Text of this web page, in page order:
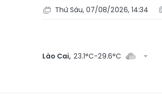
Thứ Sáu, 07/08/2026, 14:34
Lào Cai, 23.1°C-29.6°C